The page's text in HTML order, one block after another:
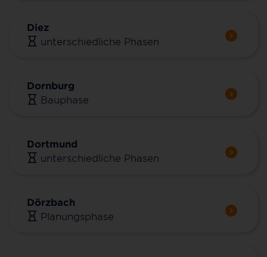
Diez
unterschiedliche Phasen
Dornburg
Bauphase
Dortmund
unterschiedliche Phasen
Dörzbach
Planungsphase